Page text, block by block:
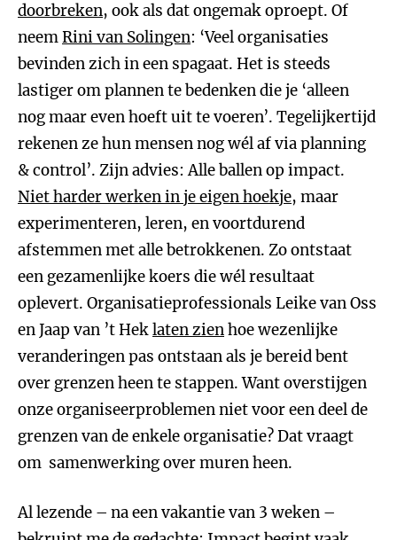
doorbreken, ook als dat ongemak oproept. Of
neemRini van Solingen: ‘Veel organisaties
bevinden zich in een spagaat. Het is steeds
lastiger om plannen te bedenken die je ‘alleen
nog maar even hoeft uit te voeren’. Tegelijkertijd
rekenen ze hun mensen nog wél af via planning
& control’. Zijn advies: Alle ballen op impact.
Niet harder werken in je eigen hoekje, maar
experimenteren, leren, en voortdurend
afstemmen met alle betrokkenen. Zo ontstaat
een gezamenlijke koers die wél resultaat
oplevert. Organisatieprofessionals Leike van Oss
en Jaap van ’t Heklaten zienhoe wezenlijke
veranderingen pas ontstaan als je bereid bent
over grenzen heen te stappen. Want overstijgen
onze organiseerproblemen niet voor een deel de
grenzen van de enkele organisatie? Dat vraagt
om samenwerking over muren heen.
Al lezende – na een vakantie van 3 weken –